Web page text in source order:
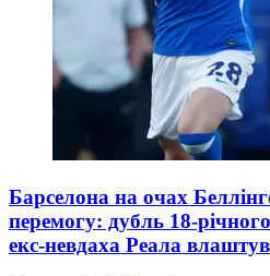
Барселона на очах
перемогу: дубль 18-
екс-невдаха Реала